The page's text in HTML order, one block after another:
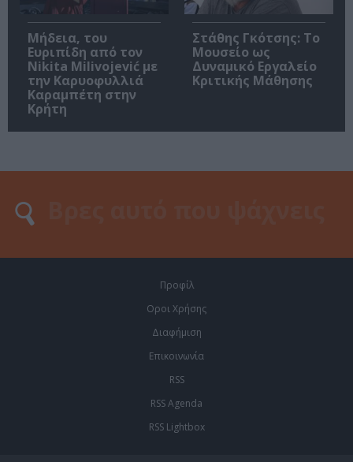
Μήδεια, του
Ευριπίδη από τον
Nikita Milivojević με
την Καρυοφυλλιά
Καραμπέτη στην
Κρήτη
Στάθης Γκότσης: Το
Μουσείο ως
Δυναμικό Εργαλείο
Κριτικής Μάθησης
Προφίλ
Οροι Χρήσης
Διαφήμιση
Επικοινωνία
RSS
RSS Agenda
RSS Lightbox